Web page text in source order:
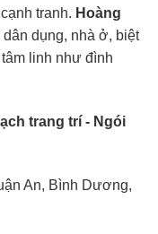
tranh. Hoàng
dân dụng, nhà ở, biệt
linh như đình
trang trí - Ngói
An, Bình Dương,